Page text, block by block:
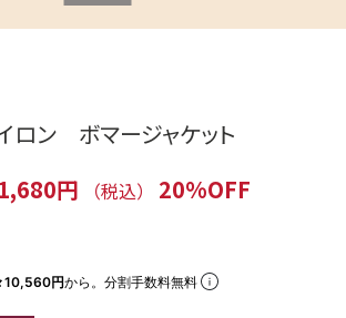
ロン ボマージャケット
円 （税込）
20%OFF
10,560円から。分割手数料無料